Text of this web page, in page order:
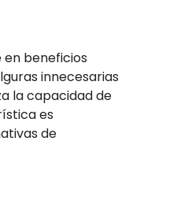
en beneficios
innecesarias
la capacidad de
es
de